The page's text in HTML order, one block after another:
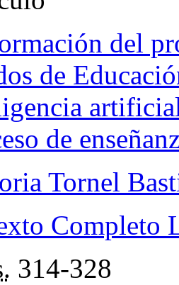
del
de
de
Tornel
Completo
314-328